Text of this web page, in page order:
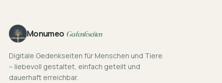
FooterMonumeo Gedenkseiten
Digitale Gedenkseiten für Menschen und Tiere
– liebevoll gestaltet, einfach geteilt und
dauerhaft erreichbar.